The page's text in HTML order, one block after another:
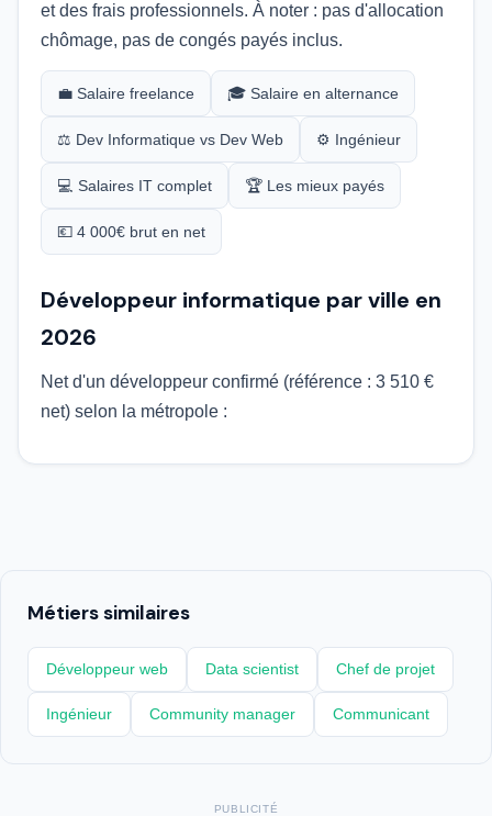
et des frais professionnels. À noter : pas d'allocation
chômage, pas de congés payés inclus.
💼 Salaire freelance 🎓 Salaire en alternance
⚖️ Dev Informatique vs Dev Web ⚙️ Ingénieur
💻 Salaires IT complet 🏆 Les mieux payés
💶 4 000€ brut en net
Développeur informatique par ville en
2026
Net d'un développeur confirmé (référence : 3 510 €
net) selon la métropole :
Métiers similaires
Développeur web Data scientist Chef de projet
Ingénieur Community manager Communicant
PUBLICITÉ